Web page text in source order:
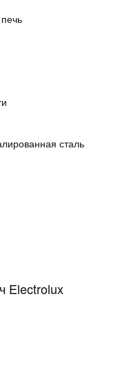
сталь
Electrolux